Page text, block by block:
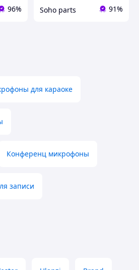
96% Soho parts 91%
для караоке
Конференц микрофоны
записи